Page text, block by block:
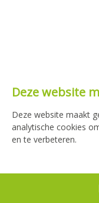
Deze website
Deze website maakt
analytische cookies
en te verbeteren.